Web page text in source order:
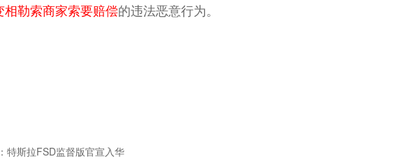
相勒索商家索要赔偿的违法恶意行为。
特斯拉FSD监督版官宣入华